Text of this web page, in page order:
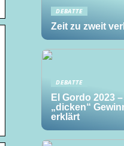
DEBATTE
Zeit zu zweit
DEBATTE
El Gordo 2023
„dicken“
erklärt